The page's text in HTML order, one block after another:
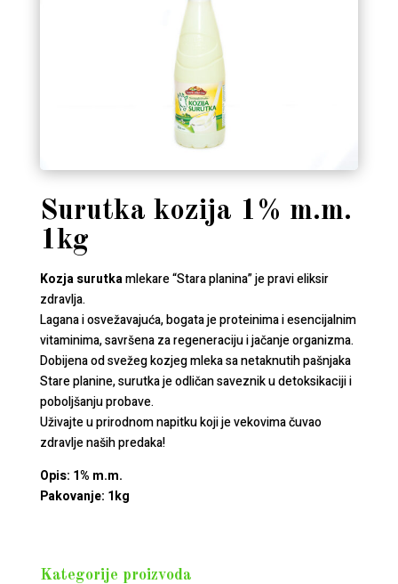
Surutka kozija 1% m.m.
1kg
Kozja surutkamlekare “Stara planina” je pravi eliksir
zdravlja.
Lagana i osvežavajuća, bogata je proteinima i esencijalnim
vitaminima, savršena za regeneraciju i jačanje organizma.
Dobijena od svežeg kozjeg mleka sa netaknutih pašnjaka
Stare planine, surutka je odličan saveznik u detoksikaciji i
poboljšanju probave.
Uživajte u prirodnom napitku koji je vekovima čuvao
zdravlje naših predaka!
Opis: 1% m.m.
Pakovanje: 1kg
Kategorije proizvoda